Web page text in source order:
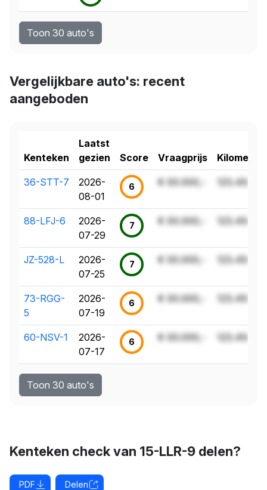
Toon 30 auto's
Vergelijkbare auto's: recent
aangeboden
Kenteken
Laatst
gezien
Score Vraagprijs
36-STT-7
2026-
08-01
6 € 00.000,- 123.456 km
88-LFJ-6
2026-
07-29
7 € 00.000,- 123.456 km
JZ-528-L
2026-
07-25
7 € 00.000,- 123.456 km
73-RGG-
5
2026-
07-19
6 € 00.000,- 123.456 km
60-NSV-1
2026-
07-17
6 € 00.000,- 123.456 km
Toon 30 auto's
Kenteken check van 15-LLR-9 delen?
PDF Delen